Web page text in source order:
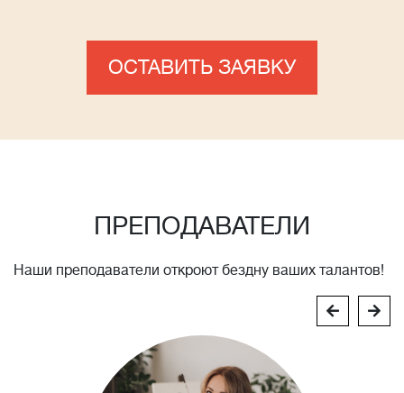
ОСТАВИТЬ ЗАЯВКУ
ПРЕПОДАВАТЕЛИ
Наши преподаватели откроют бездну ваших талантов!